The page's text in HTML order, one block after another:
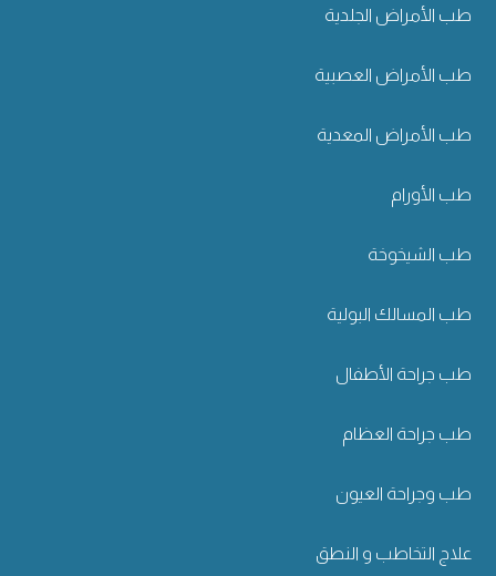
طب الأمراض الجلدية
طب الأمراض العصبية
طب الأمراض المعدية
طب الأورام
طب الشيخوخة
طب المسالك البولية
طب جراحة الأطفال
طب جراحة العظام
طب وجراحة العيون
علاج التخاطب و النطق